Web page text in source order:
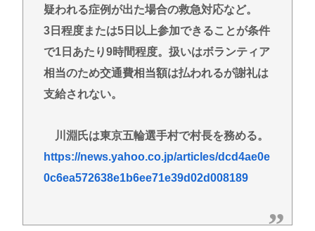
疑われる症例が出た場合の救急対応など。
3日程度または5日以上参加できることが条件
で1日あたり9時間程度。扱いはボランティア
相当のため交通費相当額は払われるが謝礼は
支給されない。
川淵氏は東京五輪選手村で村長を務める。
https://news.yahoo.co.jp/articles/dcd4ae0e
0c6ea572638e1b6ee71e39d02d008189